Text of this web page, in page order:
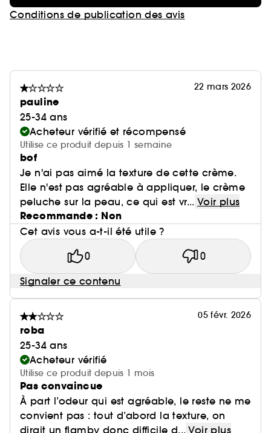
Conditions de publication des avis
22 mars 2026
pauline
25-34 ans
Acheteur vérifié et récompensé
Utilise ce produit depuis 1 semaine
bof
Je n'ai pas aimé la texture de cette crème.
Elle n'est pas agréable à appliquer, le crème
peluche sur la peau, ce qui est vr... Voir plus
Recommande : Non
Cet avis vous a-t-il été utile ?
0 0
Signaler ce contenu
05 févr. 2026
roba
25-34 ans
Acheteur vérifié
Utilise ce produit depuis 1 mois
Pas convaincue
À part l’odeur qui est agréable, le reste ne me
convient pas : tout d’abord la texture, on
dirait un flamby donc difficile d... Voir plus